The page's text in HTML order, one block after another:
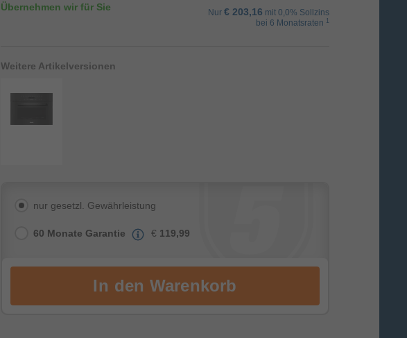
Übernehmen wir für Sie
Nur € 203,16 mit 0,0% Sollzins
bei 6 Monatsraten 1
Weitere Artikelversionen
nur gesetzl. Gewährleistung
60 Monate Garantie € 119,99